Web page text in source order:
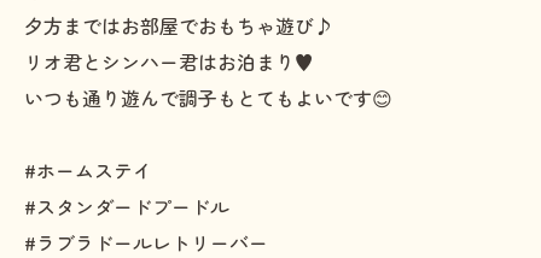
夕方まではお部屋でおもちゃ遊び♪
リオ君とシンハー君はお泊まり♥️
いつも通り遊んで調子もとてもよいです😊
#ホームステイ
#スタンダードプードル
#ラブラドールレトリーバー